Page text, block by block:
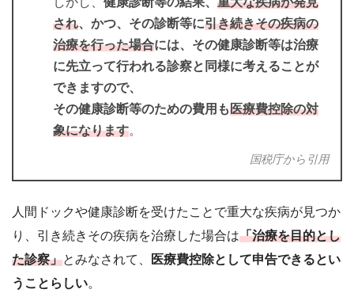
され、かつ、その診断等に引き続きその疾病の
治療を行った場合には、その健康診断等は治療
に先立って行われる診察と同様に考えることが
できますので、
その健康診断等のための費用も医療費控除の対
象になります。
国税庁から引用
人間ドックや健康診断を受けたことで重大な疾病が見つか
り、引き続きその疾病を治療した場合は「治療を目的とし
た診察」とみなされて、
医療費控除として申告できるとい
うことらしい。